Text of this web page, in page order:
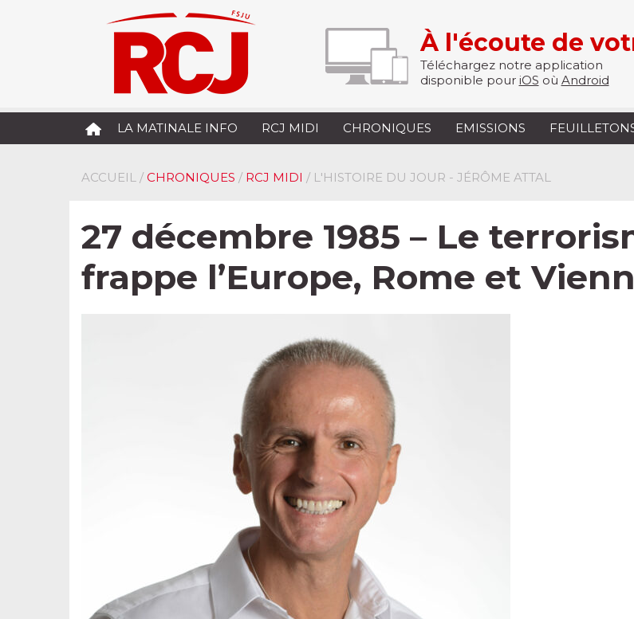
À l'écoute de
Téléchargez notre application
disponible pour iOS où Android
LA MATINALE INFO RCJ MIDI CHRONIQUES EMISSIONS
ACCUEIL / CHRONIQUES / RCJ MIDI / L'HISTOIRE DU JOUR - JÉRÔME ATTAL
27 décembre 1985 – Le
frappe l’Europe, Rome et